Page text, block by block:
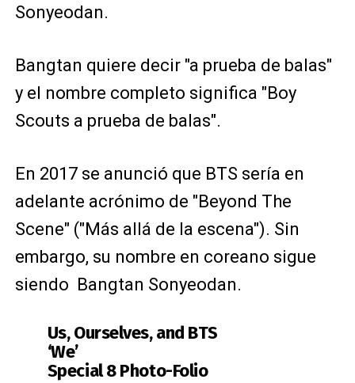
Sonyeodan.
Bangtan quiere decir "a prueba de balas"
y el nombre completo significa "Boy
Scouts a prueba de balas".
En 2017 se anunció que BTS sería en
adelante acrónimo de "Beyond The
Scene" ("Más allá de la escena"). Sin
embargo, su nombre en coreano sigue
siendo Bangtan Sonyeodan.
Us, Ourselves, and BTS
‘We’
Special 8 Photo-Folio